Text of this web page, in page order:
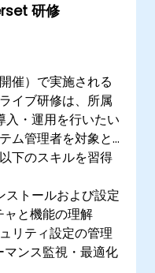
研修
催）で実施される
イブ研修は、所属
・運用を行いたい
ム管理者を対象と
下のスキルを習得
トールおよび設定
と機能の理解
リティ設定の管理
ンス監視・最適化